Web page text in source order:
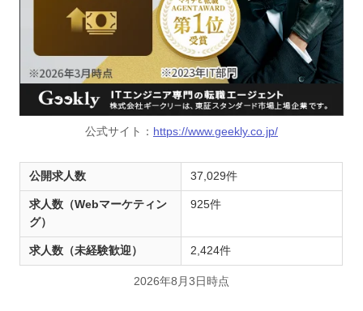
公式サイト： https://www.geekly.co.jp/
公開求人数 37,029件
求人数（Webマーケティン
グ）
925件
求人数（未経験歓迎） 2,424件
2026年8月3日時点